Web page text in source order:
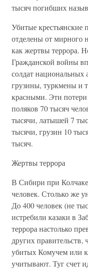
тысяч погибших
Убитые крестьянские
отделены от мирного
как жертвы террора.
Гражданской войны
солдат
грузины, туркмены и
красными. Эти
поляков 70 тысяч
тысячи, латышей 7
тысячи, грузин 10
тысяч.
Жертвы террора
В Сибири при Колчаке
человек. Столько же
До 400 человек (не
истребили казаки в
террора настолько
других правительств,
убитых Комучем или
учитывают. Туг счет